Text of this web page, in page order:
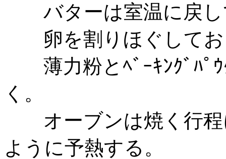
バターは室温に戻し
卵を割りほぐしてお
薄力粉とﾍﾞｰｷﾝｸﾞﾊﾟｳ
く。
オーブンは焼く行程
ように予熱する。